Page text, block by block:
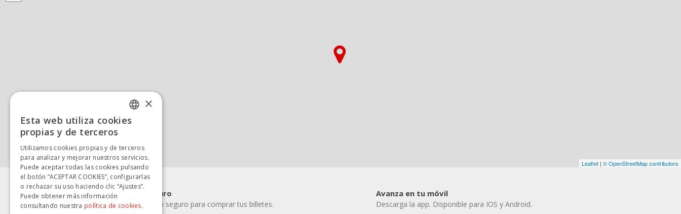
Leaflet | © OpenStreetMap contributors
Pago rápido y seguro
Elige la forma de pago seguro para comprar tus billetes.
Avanza en tu móvil
Descarga la app. Disponible para IOS y Android.
SPANISH
×
Esta web utiliza cookies
propias y de terceros
Utilizamos cookies propias y de terceros
para analizar y mejorar nuestros servicios.
Puede aceptar todas las cookies pulsando
el botón “ACEPTAR COOKIES”, configurarlas
o rechazar su uso haciendo clic “Ajustes”.
Puede obtener más información
consultando nuestra política de cookies.